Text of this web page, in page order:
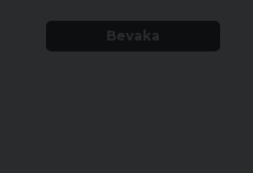
Bevaka
Piplängd